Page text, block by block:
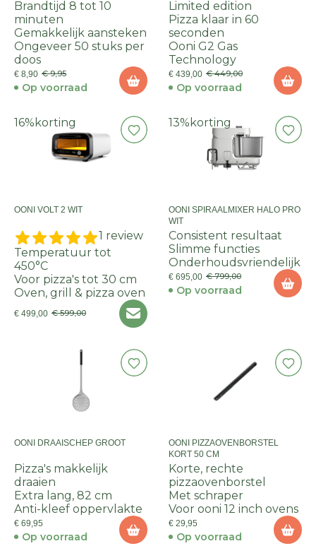
Brandtijd 8 tot 10
minuten
Gemakkelijk aansteken
Ongeveer 50 stuks per
doos
€ 8,90 € 9,95
Op voorraad
Limited edition
Pizza klaar in 60
seconden
Ooni G2 Gas
Technology
€ 439,00 € 449,00
Op voorraad
16% korting
OONI VOLT 2 WIT
1 review
Temperatuur tot
450°C
Voor pizza's tot 30 cm
Oven, grill & pizza oven
€ 499,00 € 599,00
13% korting
OONI SPIRAALMIXER HALO PRO
WIT
Consistent resultaat
Slimme functies
Onderhoudsvriendelijk
€ 695,00 € 799,00
Op voorraad
OONI DRAAISCHEP GROOT
Pizza's makkelijk
draaien
Extra lang, 82 cm
Anti-kleef oppervlakte
€ 69,95
Op voorraad
OONI PIZZAOVENBORSTEL
KORT 50 CM
Korte, rechte
pizzaovenborstel
Met schraper
Voor ooni 12 inch ovens
€ 29,95
Op voorraad